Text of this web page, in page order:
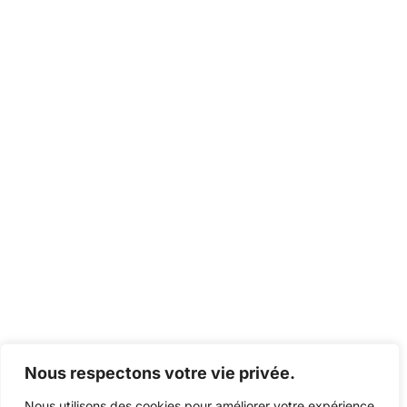
Nous respectons votre vie privée.